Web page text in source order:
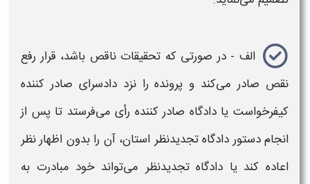
الف - در صورتی که تحقیقات ناقص باشد، قرار رفع
نقص صادر می‌کند و پرونده را نزد دادسرای صادر کننده
کیفرخواست یا دادگاه صادر کننده رأی می‌فرستد تا پس از
انجام دستور دادگاه تجدیدنظر استان، آن را بدون اظهار نظر
اعاده کند یا دادگاه تجدیدنظر می‌تواند خود مبادرت به